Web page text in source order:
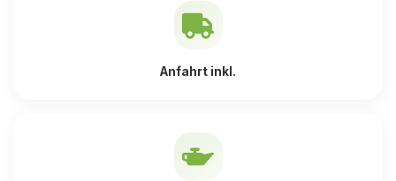
Anfahrt inkl.